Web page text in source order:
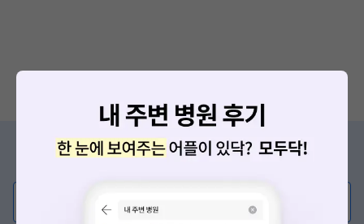
증상/치료, 궁금한 점이 있나요?
💬 무엇이든 물어보세요